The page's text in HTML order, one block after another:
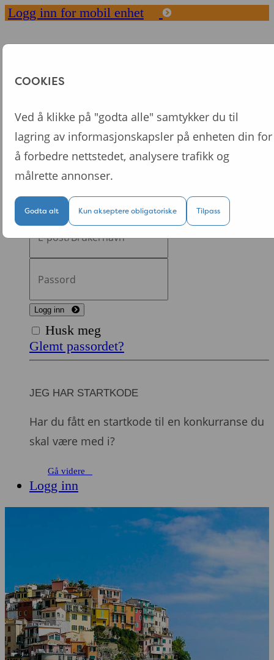
Logg inn for mobil enhet
Start
FAQ
Fordeler med Dytt
Om oss
Logg inn
Logg inn
Husk meg
Glemt passordet?
JEG HAR STARTKODE
Har du fått en startkode til en konkurranse du
skal være med i?
Gå videre
Logg inn
COOKIES
Ved å klikke på "godta alle" samtykker du til
lagring av informasjonskapsler på enheten din for
å forbedre nettstedet, analysere trafikk og
målrette annonser.
Godta alt Kun akseptere obligatoriske Tilpass